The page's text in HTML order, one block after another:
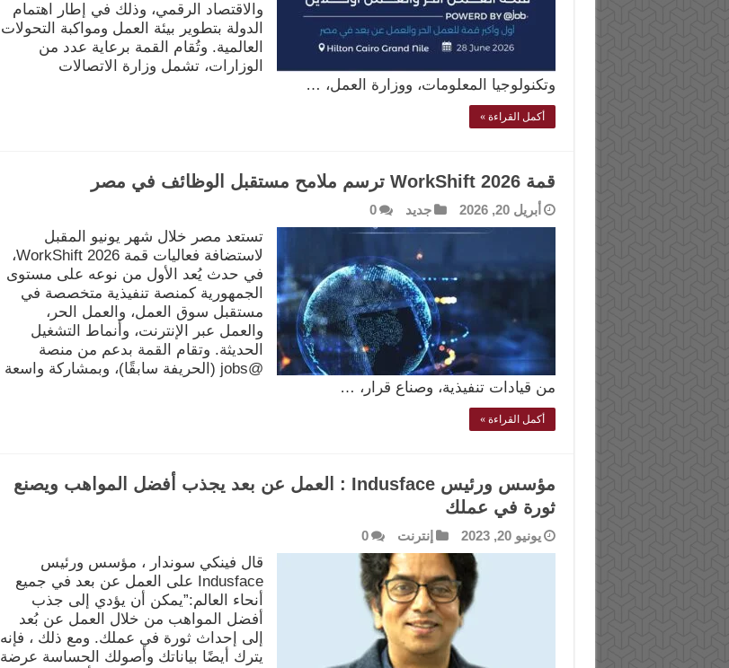
والاقتصاد الرقمي، وذلك في إطار اهتمام
الدولة بتطوير بيئة العمل ومواكبة التحولات
العالمية. وتُقام القمة برعاية عدد من
الوزارات، تشمل وزارة الاتصالات
وتكنولوجيا المعلومات، ووزارة العمل، …
أكمل القراءة »
قمة WorkShift 2026 ترسم ملامح مستقبل الوظائف في مصر
أبريل 20, 2026 جديد 0
تستعد مصر خلال شهر يونيو المقبل
لاستضافة فعاليات قمة WorkShift 2026،
في حدث يُعد الأول من نوعه على مستوى
الجمهورية كمنصة تنفيذية متخصصة في
مستقبل سوق العمل، والعمل الحر،
والعمل عبر الإنترنت، وأنماط التشغيل
الحديثة. وتقام القمة بدعم من منصة
@jobs (الحريفة سابقًا)، وبمشاركة واسعة
من قيادات تنفيذية، وصناع قرار، …
أكمل القراءة »
مؤسس ورئيس Indusface : العمل عن بعد يجذب أفضل المواهب ويصنع
ثورة في عملك
يونيو 20, 2023 إنترنت 0
قال فينكي سوندار ، مؤسس ورئيس
Indusface على العمل عن بعد في جميع
أنحاء العالم:”يمكن أن يؤدي إلى جذب
أفضل المواهب من خلال العمل عن بُعد
إلى إحداث ثورة في عملك. ومع ذلك ، فإنه
يترك أيضًا بياناتك وأصولك الحساسة عرضة